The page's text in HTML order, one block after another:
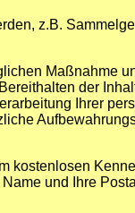
z.B.
Maßnahme
der
Ihrer
kostenlosen
und Ihre